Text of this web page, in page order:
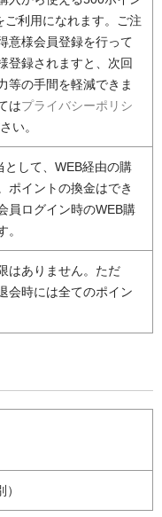
ご利用になれます。ご注
意様会員登録を行って
登録されますと、次回
等の手間を軽減できま
はプライバシーポリシ
い。
として、WEB経由の購
ポイントの換金はでき
員ログイン時のWEB購
。
はありません。ただ
会時には全てのポイン